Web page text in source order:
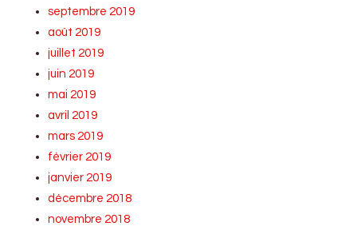
septembre 2019
août 2019
juillet 2019
juin 2019
mai 2019
avril 2019
mars 2019
février 2019
janvier 2019
décembre 2018
novembre 2018